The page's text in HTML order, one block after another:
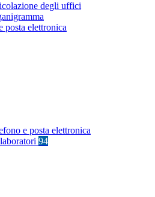
degli uffici
posta elettronica
e posta elettronica
94